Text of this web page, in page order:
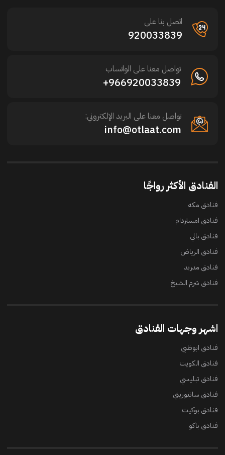
اتصل بنا على
920033839
تواصل معنا على الواتساب
966920033839+
تواصل معنا على البريد الإلكتروني:
info@otlaat.com
الفنادق الأكثر رواجًا
فنادق مكه
فنادق امستردام
فنادق بالي
فنادق الرياض
فنادق مدريد
فنادق شرم الشيخ
اشهر وجهات الفنادق
فنادق ابوظبي
فنادق الكويت
فنادق تبليسي
فنادق سانتوريني
فنادق بوكيت
فنادق باكو